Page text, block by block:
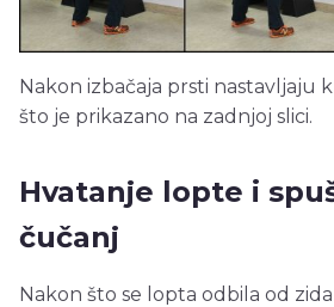
Nakon izbačaja prsti nastavljaju
što je prikazano na zadnjoj slici.
Hvatanje lopte i
čučanj
Nakon što se lopta odbila od